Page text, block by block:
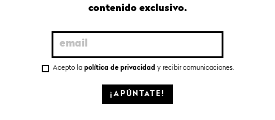
contenido exclusivo.
Acepto la política de privacidad y recibir comunicaciones.
¡APÚNTATE!